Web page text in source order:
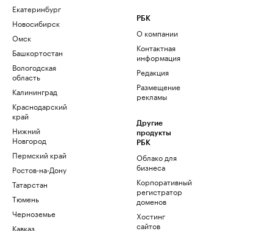
Екатеринбург
Новосибирск
Омск
Башкортостан
Вологодская
область
Калининград
Краснодарский
край
Нижний
Новгород
Пермский край
Ростов-на-Дону
Татарстан
Тюмень
Черноземье
Кавказ
РБК
О компании
Контактная
информация
Редакция
Размещение
рекламы
Другие
продукты
РБК
Облако для
бизнеса
Корпоративный
регистратор
доменов
Хостинг
сайтов